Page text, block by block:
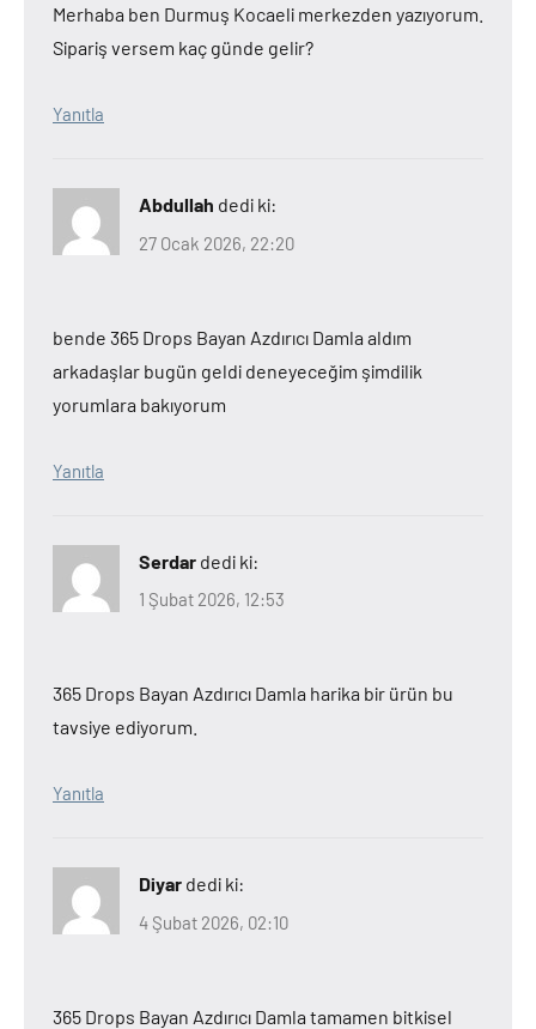
Merhaba ben Durmuş Kocaeli merkezden yazıyorum.
Sipariş versem kaç günde gelir?
Yanıtla
Abdullah dedi ki:
27 Ocak 2026, 22:20
bende 365 Drops Bayan Azdırıcı Damla aldım
arkadaşlar bugün geldi deneyeceğim şimdilik
yorumlara bakıyorum
Yanıtla
Serdar dedi ki:
1 Şubat 2026, 12:53
365 Drops Bayan Azdırıcı Damla harika bir ürün bu
tavsiye ediyorum.
Yanıtla
Diyar dedi ki:
4 Şubat 2026, 02:10
365 Drops Bayan Azdırıcı Damla tamamen bitkisel